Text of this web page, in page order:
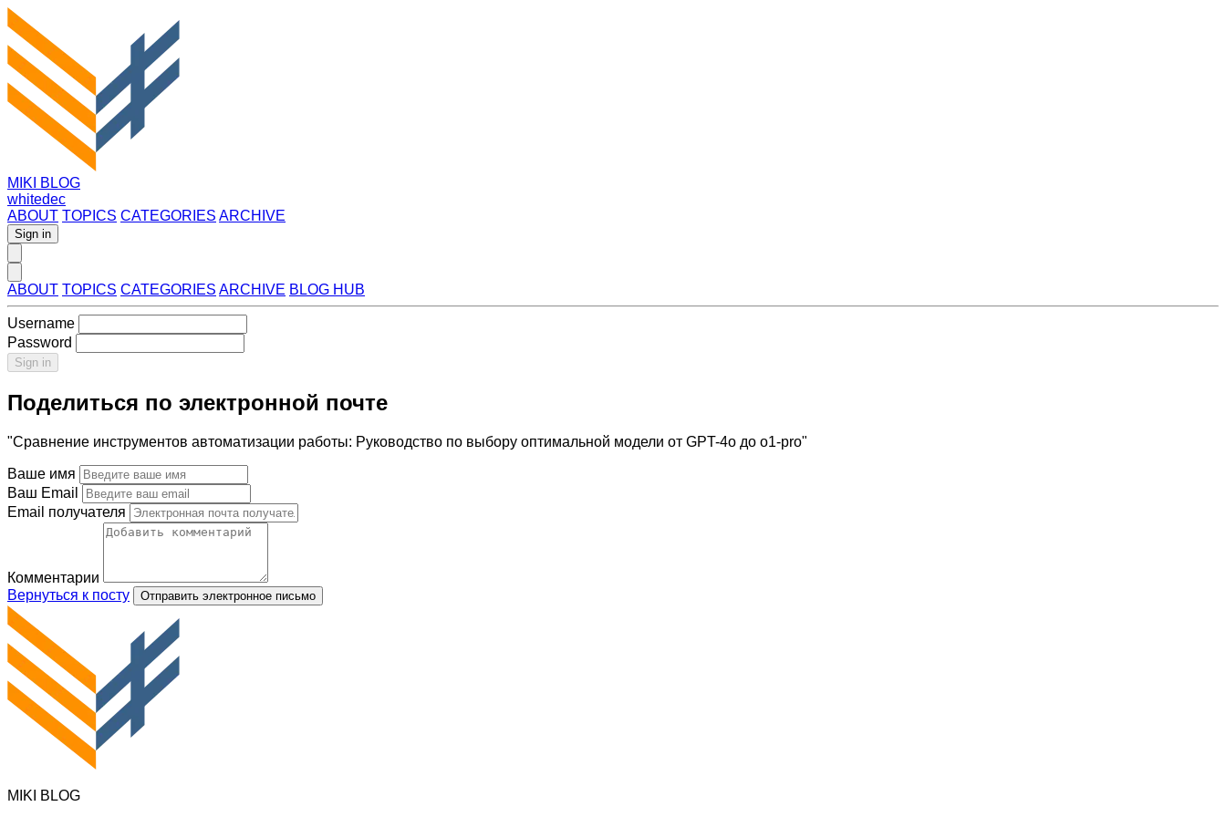
MIKI BLOG
whitedec
ABOUT TOPICS CATEGORIES ARCHIVE
Sign in
ABOUT TOPICS CATEGORIES ARCHIVE BLOG HUB
Username
Password
Sign in
Поделиться по электронной почте
"Сравнение инструментов автоматизации работы: Руководство по выбору оптимальной модели от GPT-4o до o1-pro"
Ваше имя
Ваш Email
Email получателя
Комментарии
Вернуться к посту
Отправить электронное письмо
MIKI BLOG